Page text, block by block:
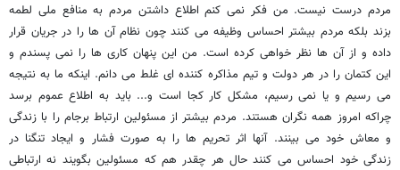
مردم درست نیست. من فکر نمی کنم اطلاع داشتن مردم به منافع ملی لطمه
بزند بلکه مردم بیشتر احساس وظیفه می کنند چون نظام آن ها را در جریان قرار
داده و از آن ها نظر خواهی کرده است. من این پنهان کاری ها را نمی پسندم و
این کتمان را در هر دولت و تیم مذاکره کننده ای غلط می دانم. اینکه ما به نتیجه
می رسیم و یا نمی رسیم، مشکل کار کجا است و... باید به اطلاع عموم برسد
چراکه امروز همه نگران هستند. مردم بیشتر از مسئولین ارتباط برجام را با زندگی
و معاش خود می بینند. آنها اثر تحریم ها را به صورت فشار و ایجاد تنگنا در
زندگی خود احساس می کنند حال هر چقدر هم که مسئولین بگویند نه ارتباطی